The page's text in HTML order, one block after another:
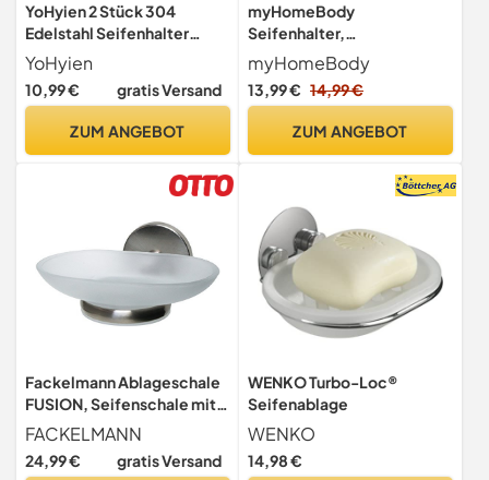
YoHyien 2 Stück 304
Edelstahl Seifenhalter
Dusche, Seifenschale
Wandmontage ohne
Bohren, Seifenschale
Seifenkissen, Seifenablage
YoHyien
10,99 € gratis Versand
ZUM ANGEBOT
myHomeBody
Seifenhalter,
Seifenhebepads für
Seifenschale, mehrfach
gewebt, effizienter
6-teiliges Set - 3 Beige, 3
myHomeBody
13,99 € 14,99 €
ZUM ANGEBOT
Fackelmann Ablageschale
FUSION, Seifenschale mit
vernickeltem Halter,
Seifenhalter aus Glas
(Farbe: Silber/Milchig),
FACKELMANN
24,99 € gratis Versand
WENKO Turbo-Loc®
Seifenablage
WENKO
14,98 €